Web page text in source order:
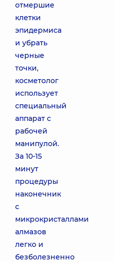
отмершие
клетки
эпидермиса
и убрать
черные
точки,
косметолог
использует
специальный
аппарат с
рабочей
манипулой.
За 10-15
минут
процедуры
наконечник
с
микрокристаллами
алмазов
легко и
безболезненно